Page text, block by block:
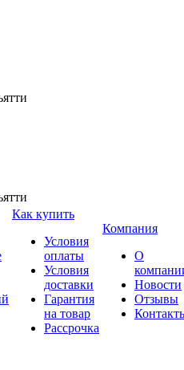
Как купить
Условия
оплаты
Условия
доставки
Гарантия
на товар
Рассрочка
Компания
О
Новости
Отзывы